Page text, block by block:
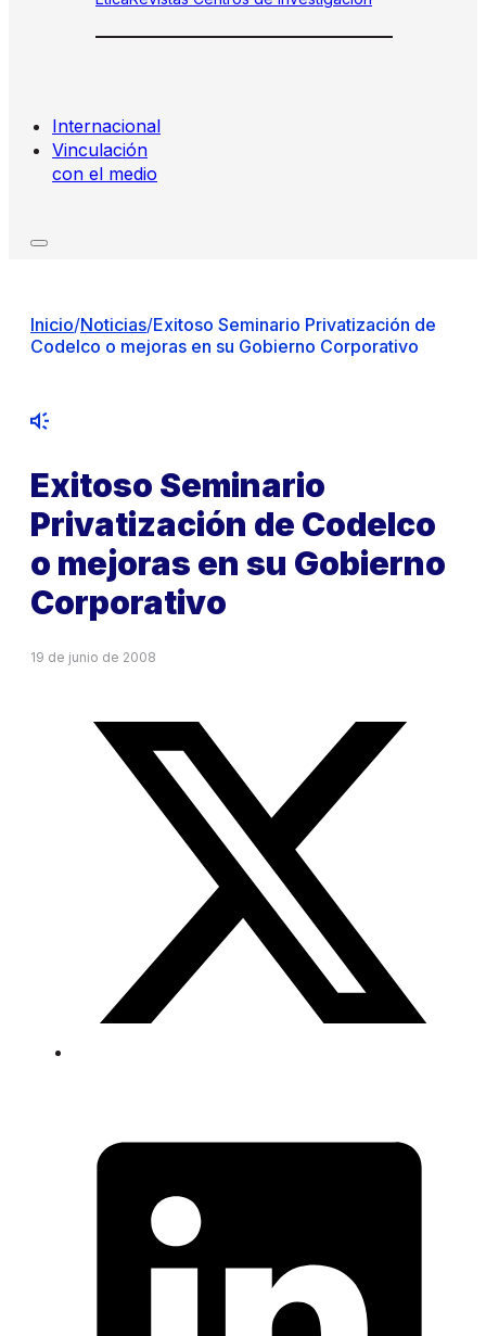
Internacional
Vinculación
con el medio
Inicio/Noticias/Exitoso Seminario Privatización de
Codelco o mejoras en su Gobierno Corporativo
Exitoso Seminario
Privatización de Codelco
o mejoras en su Gobierno
Corporativo
19 de junio de 2008